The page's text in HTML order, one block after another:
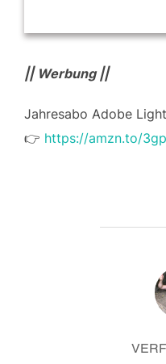
|| Werbung ||
Jahresabo Adobe
👉 https://amzn.to/